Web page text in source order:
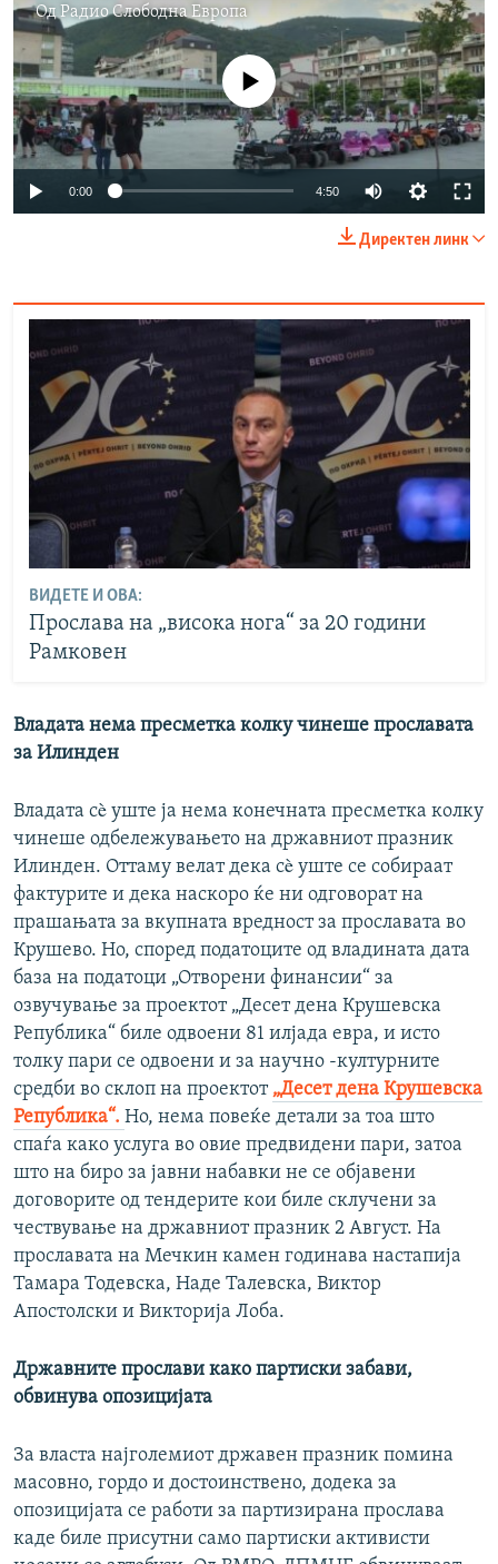
ОдРадио Слободна Eвропа
Auto 240p 360p 480p
1080p
No media source currently available
0:00 4:50
480p
1080p
Директен линк
ВИДЕТЕ И ОВА:
Прослава на „висока нога“ за 20 години
Рамковен
Владата нема пресметка колку чинеше прославата
за Илинден
Владата сè уште ја нема конечната пресметка колку
чинеше одбележувањето на државниот празник
Илинден. Оттаму велат дека сè уште се собираат
фактурите и дека наскоро ќе ни одговорат на
прашањата за вкупната вредност за прославата во
Крушево. Но, според податоците од владината дата
база на податоци „Отворени финансии“ за
озвучување за проектот „Десет дена Крушевска
Република“ биле одвоени 81 илјада евра, и исто
толку пари се одвоени и за научно -културните
средби во склоп на проектот „Десет дена Крушевска
Република“. Но, нема повеќе детали за тоа што
спаѓа како услуга во овие предвидени пари, затоа
што на биро за јавни набавки не се објавени
договорите од тендерите кои биле склучени за
чествување на државниот празник 2 Август. На
прославата на Мечкин камен годинава настапија
Тамара Тодевска, Наде Талевска, Виктор
Апостолски и Викторија Лоба.
Државните прослави како партиски забави,
обвинува опозицијата
За власта најголемиот државен празник помина
масовно, гордо и достоинствено, додека за
опозицијата се работи за партизирана прослава
каде биле присутни само партиски активисти